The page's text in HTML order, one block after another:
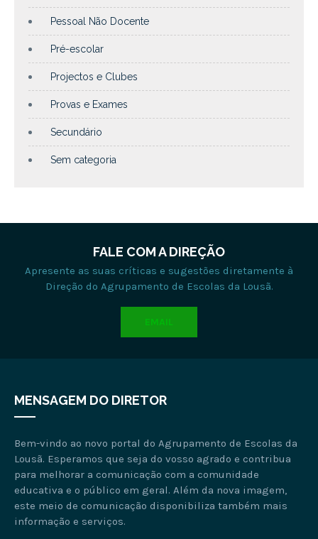
Pessoal Não Docente
Pré-escolar
Projectos e Clubes
Provas e Exames
Secundário
Sem categoria
FALE COM A DIREÇÃO
Apresente as suas críticas e sugestões diretamente à
Direção do Agrupamento de Escolas da Lousã.
EMAIL
MENSAGEM DO DIRETOR
Bem-vindo ao novo portal do Agrupamento de Escolas da
Lousã. Esperamos que seja do vosso agrado e contribua
para melhorar a comunicação com a comunidade
educativa e o público em geral. Além da nova imagem,
este meio de comunicação disponibiliza também mais
informação e serviços.